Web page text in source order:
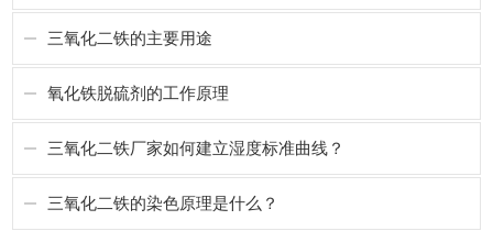
三氧化二铁的主要用途
氧化铁脱硫剂的工作原理
三氧化二铁厂家如何建立湿度标准曲线？
三氧化二铁的染色原理是什么？